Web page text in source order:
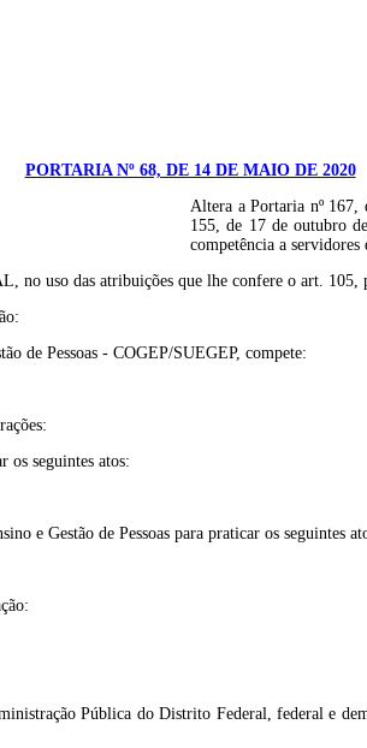
PORTARIA Nº 68, DE 14 DE MAIO DE 2020
Altera a Portaria nº 167,
155, de 17 de outubro
competência a
uso das atribuições que lhe confere o art.
de Pessoas - COGEP/SUEGEP, compete:
os seguintes atos:
e Gestão de Pessoas para praticar os seguintes
Pública do Distrito Federal, federal e